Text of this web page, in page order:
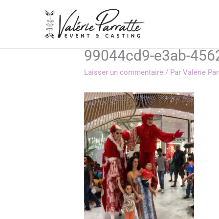
99044cd9-e3ab-
Laisser un commentaire / ParValérie